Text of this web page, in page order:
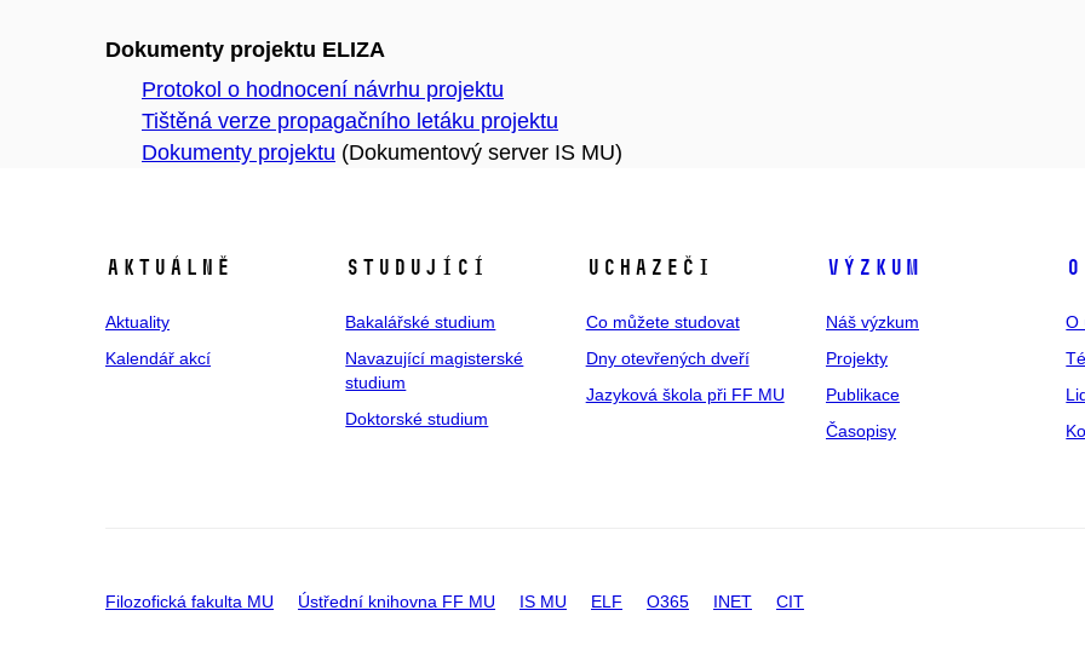
Dokumenty projektu ELIZA
Protokol o hodnocení návrhu projektu
Tištěná verze propagačního letáku projektu
Dokumenty projektu (Dokumentový server IS MU)
Aktuálně
Aktuality
Kalendář akcí
Studující
Bakalářské studium
Navazující magisterské
studium
Doktorské studium
Uchazeči
Co můžete studovat
Dny otevřených dveří
Jazyková škola při FF MU
Výzkum
Náš výzkum
Projekty
Publikace
Časopisy
O
Filozofická fakulta MU Ústřední knihovna FF MU IS MU ELF O365 INET CIT